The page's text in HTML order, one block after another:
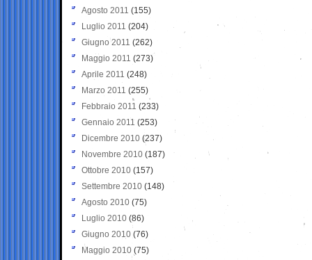
Agosto 2011 (155)
Luglio 2011 (204)
Giugno 2011 (262)
Maggio 2011 (273)
Aprile 2011 (248)
Marzo 2011 (255)
Febbraio 2011 (233)
Gennaio 2011 (253)
Dicembre 2010 (237)
Novembre 2010 (187)
Ottobre 2010 (157)
Settembre 2010 (148)
Agosto 2010 (75)
Luglio 2010 (86)
Giugno 2010 (76)
Maggio 2010 (75)